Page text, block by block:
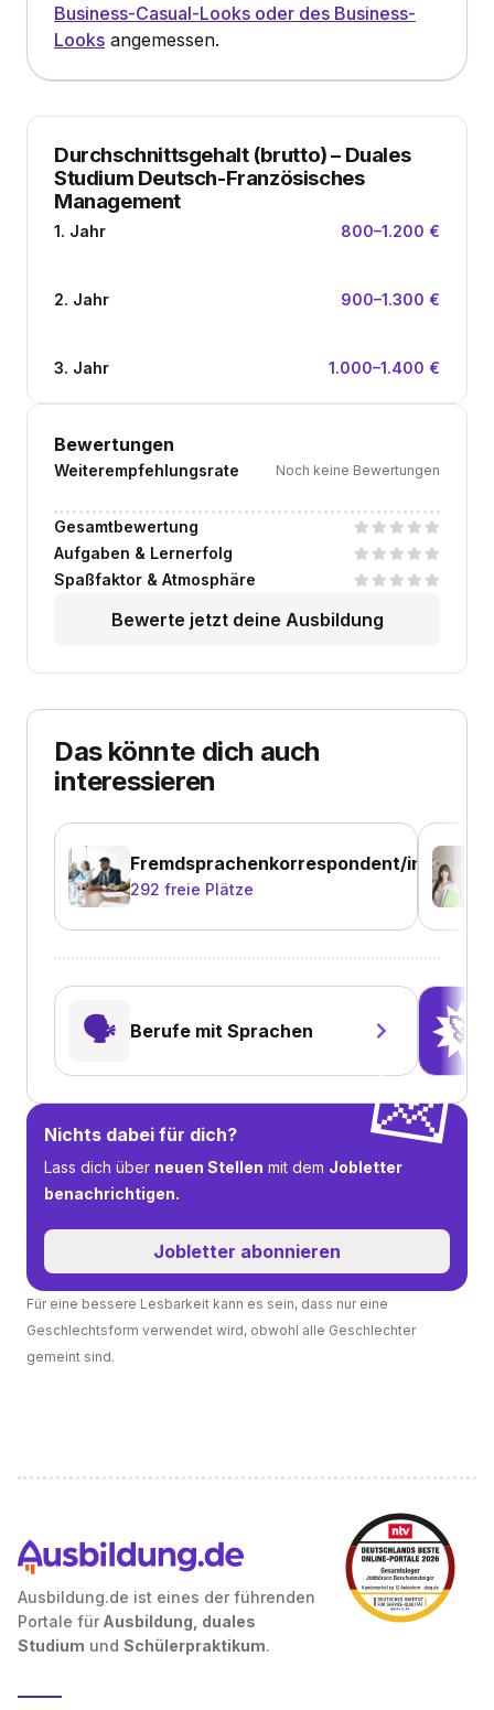
Business-Casual-Looks oder des Business-
Looks angemessen.
Durchschnittsgehalt (brutto)– Duales
Studium Deutsch-Französisches
Management
1. Jahr 800–1.200 €
2. Jahr 900–1.300 €
3. Jahr 1.000–1.400 €
Bewertungen
Weiterempfehlungsrate Noch keine Bewertungen
Gesamtbewertung
Aufgaben & Lernerfolg
Spaßfaktor & Atmosphäre
Bewerte jetzt deine Ausbildung
Das könnte dich auch
interessieren
Fremdsprachenkorrespondent/in
292 freie Plätze
🗣️ Berufe mit Sprachen 🚀
💌
Nichts dabei für dich?
Lass dich über neuen Stellen mit dem Jobletter
benachrichtigen.
Jobletter abonnieren
Für eine bessere Lesbarkeit kann es sein, dass nur eine
Geschlechtsform verwendet wird, obwohl alle Geschlechter
gemeint sind.
Ausbildung.de ist eines der führenden
Portale für Ausbildung, duales
Studium und Schülerpraktikum.